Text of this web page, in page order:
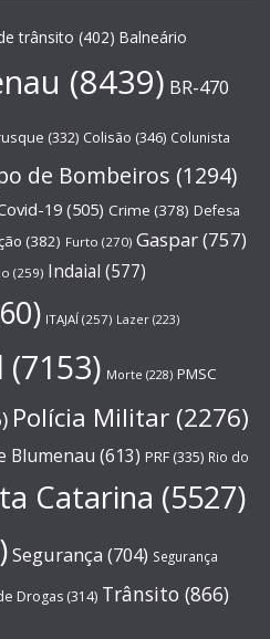
trânsito (402) Balneário
(8439) BR-470
(332) Colisão (346) Colunista
de Bombeiros (1294)
19 (505) Crime (378) Defesa
(382) Furto (270) Gaspar(757)
(259) Indaial (577)
ITAJAÍ (257) Lazer (223)
(7153) Morte (228) PMSC
Polícia Militar (2276)
Blumenau (613) PRF (335) Rio do
Catarina (5527)
Segurança (704) Segurança
Drogas (314) Trânsito (866)